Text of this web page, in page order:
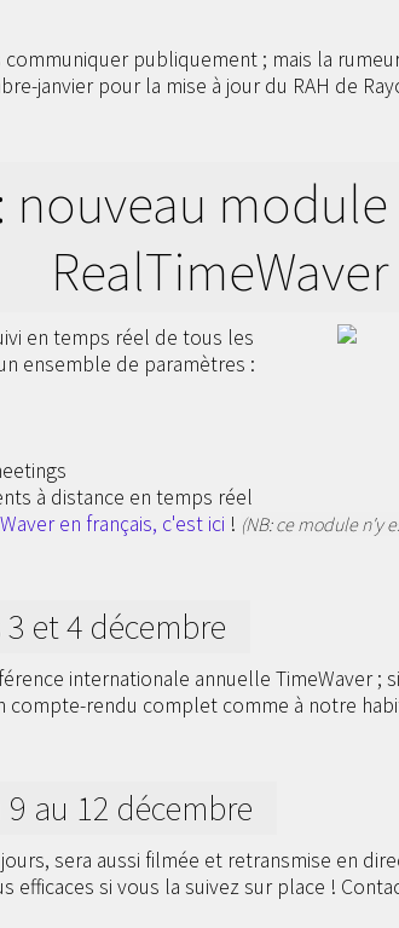
publiquement ; mais la
janvier pour la mise à jour du RAH de
nouveau module
RealTimeWaver
en temps réel de tous les
ensemble de paramètres :
à distance en temps réel
en français, c'est ici ! (NB: ce module n'y
et 4 décembre
internationale annuelle TimeWaver ;
compte-rendu complet comme à notre
au 12 décembre
sera aussi filmée et retransmise en
si vous la suivez sur place !